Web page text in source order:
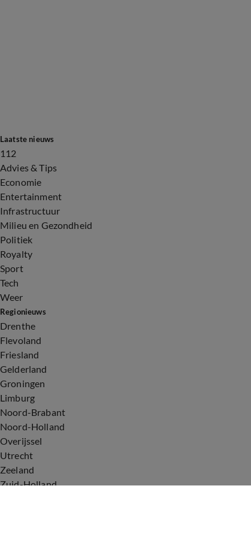
Laatste nieuws
112
Advies & Tips
Economie
Entertainment
Infrastructuur
Milieu en Gezondheid
Politiek
Royalty
Sport
Tech
Weer
Regionieuws
Drenthe
Flevoland
Friesland
Gelderland
Groningen
Limburg
Noord-Brabant
Noord-Holland
Overijssel
Utrecht
Zeeland
Zuid-Holland